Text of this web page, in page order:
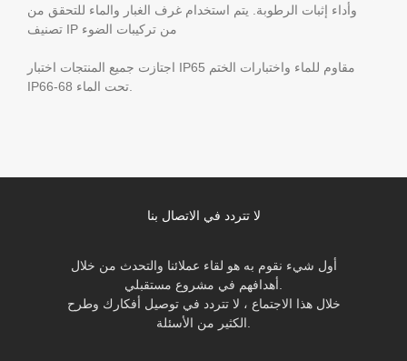
وأداء إثبات الرطوبة. يتم استخدام غرف الغبار والماء للتحقق من
اجتازت جميع المنتجات اختبار IP65 مقاوم للماء واختبارات الختم
IP66-68 تحت الماء.
لا تتردد في الاتصال بنا
أول شيء نقوم به هو لقاء عملائنا والتحدث من خلال
خلال هذا الاجتماع ، لا تتردد في توصيل أفكارك وطرح